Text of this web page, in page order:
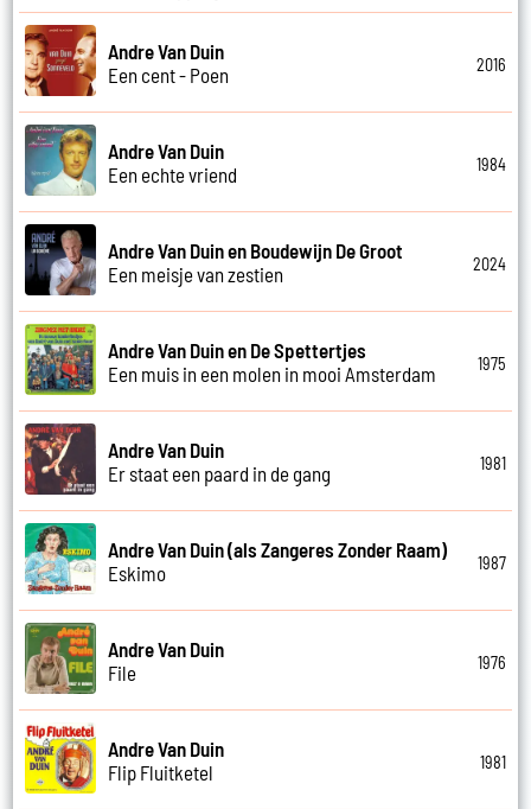
Andre Van Duin
Een cent - Poen
2016
Andre Van Duin
Een echte vriend
1984
Andre Van Duin en Boudewijn De Groot
Een meisje van zestien
2024
Andre Van Duin en De Spettertjes
Een muis in een molen in mooi Amsterdam
1975
Andre Van Duin
Er staat een paard in de gang
1981
Andre Van Duin (als Zangeres Zonder Raam)
Eskimo
1987
Andre Van Duin
File
1976
Andre Van Duin
Flip Fluitketel
1981